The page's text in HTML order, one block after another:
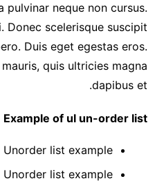
pulvinar neque non cursus.
Donec scelerisque suscipit
Duis eget egestas eros.
quis ultricies magna
dapibus et.
Example of ul un-order list
Unorder list example
Unorder list example